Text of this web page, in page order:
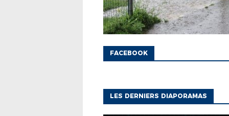
FACEBOOK
LES DERNIERS DIAPORAMAS